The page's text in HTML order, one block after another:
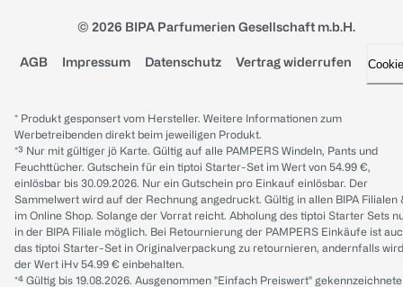
© 2026 BIPA Parfumerien Gesellschaft m.b.H.
AGB Impressum Datenschutz Vertrag widerrufen
* Produkt gesponsert vom Hersteller. Weitere Informationen zum
Werbetreibenden direkt beim jeweiligen Produkt.
*³ Nur mit gültiger jö Karte. Gültig auf alle PAMPERS Windeln, Pants und
Feuchttücher. Gutschein für ein tiptoi Starter-Set im Wert von 54.99 €,
einlösbar bis 30.09.2026. Nur ein Gutschein pro Einkauf einlösbar. Der
Sammelwert wird auf der Rechnung angedruckt. Gültig in allen BIPA Filialen
im Online Shop. Solange der Vorrat reicht. Abholung des tiptoi Starter Sets
in der BIPA Filiale möglich. Bei Retournierung der PAMPERS Einkäufe ist
das tiptoi Starter-Set in Originalverpackung zu retournieren, andernfalls wird
der Wert iHv 54.99 € einbehalten.
*⁴ Gültig bis 19.08.2026. Ausgenommen "Einfach Preiswert" gekennzeichnete